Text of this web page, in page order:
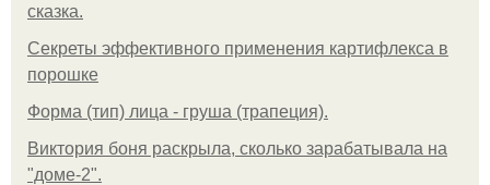
сказка.
Секреты эффективного применения картифлекса в
порошке
Форма (тип) лица - груша (трапеция).
Виктория боня раскрыла, сколько зарабатывала на
"доме-2".